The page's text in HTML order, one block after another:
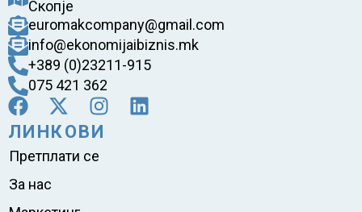
Скопје
euromakcompany@gmail.com
info@ekonomijaibiznis.mk
+389 (0)23211-915
075 421 362
ЛИНКОВИ
Претплати се
За нас